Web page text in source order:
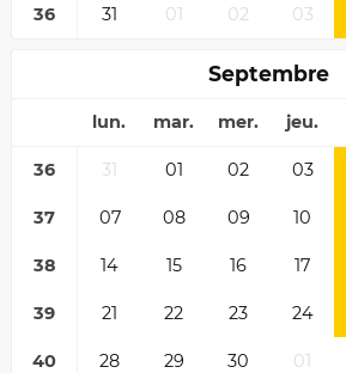
36 31 01 02 03
Septembre
lun. mar. mer. jeu.
36 31 01 02 03
37 07 08 09 10
38 14 15 16 17
39 21 22 23 24
40 28 29 30 01